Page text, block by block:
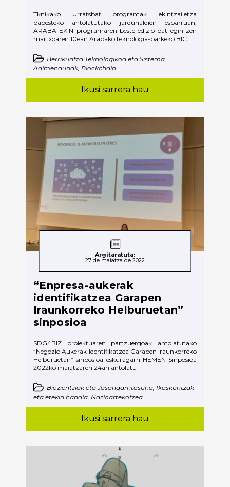
Tknikako Urratsbat programak ekintzailetza
babesteko antolatutako jardunaldien esparruan,
ARABA EKIN programaren beste edizio bat egin zen
martxoaren 10ean Arabako teknologia-parkeko BIC ...
Berrikuntza Teknologikoa eta Sistema
Adimendunak, Blockchain
Ikusi sarrera hau
Argitaratuta:
27 de maiatza de 2022
“Enpresa-aukerak
identifikatzea Garapen
Iraunkorreko Helburuetan”
sinposioa
SDG4BIZ proiektuaren partzuergoak antolatutako
“Negozio Aukerak Identifikatzea Garapen Iraunkorreko
Helburuetan” sinposioa eskuragarri HEMEN Sinposioa
2022ko maiatzaren 24an antolatu
Biozientziak eta Jasangarritasuna, Ikaskuntzak
eta etekin handia, Nazioartekotzea
Ikusi sarrera hau